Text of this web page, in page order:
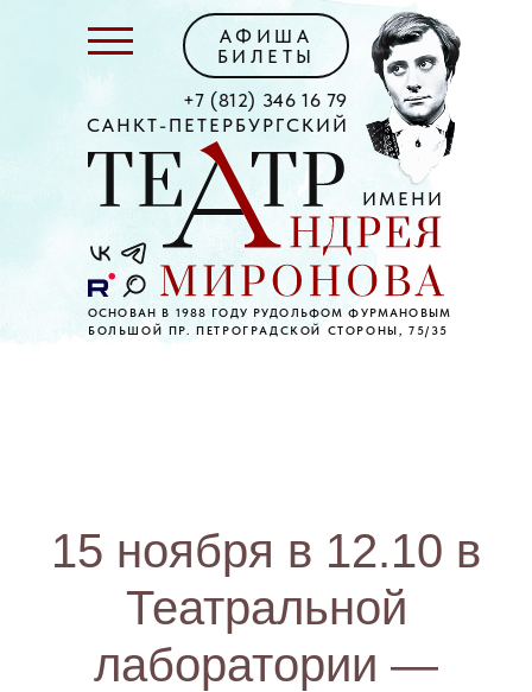
САНКТ-ПЕТЕРБУРГСКИЙ
ИМЕНИ
ОСНОВАН В 1988 ГОДУ РУДОЛЬФОМ ФУРМАНОВЫМ
+7 (812) 346 16 79
БОЛЬШОЙ ПР. ПЕТРОГРАДСКОЙ СТОРОНЫ, 75/35
АФИША
БИЛЕТЫ
15 ноября в 12.10 в
Театральной
лаборатории —